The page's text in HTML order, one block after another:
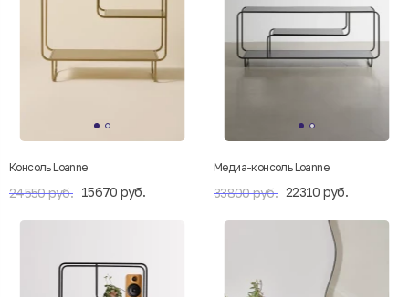
Консоль Loanne
24550 руб. 15670 руб.
Медиа-консоль Loanne
33800 руб. 22310 руб.